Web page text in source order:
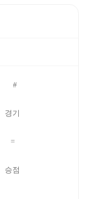
#
경기
=
승점